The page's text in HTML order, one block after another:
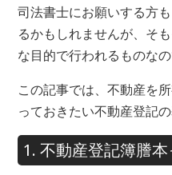
司法書士にお願いする方
るかもしれませんが、そ
な目的で行われるものなの
この記事では、不動産を
っておきたい不動産登記
1. 不動産登記簿謄本